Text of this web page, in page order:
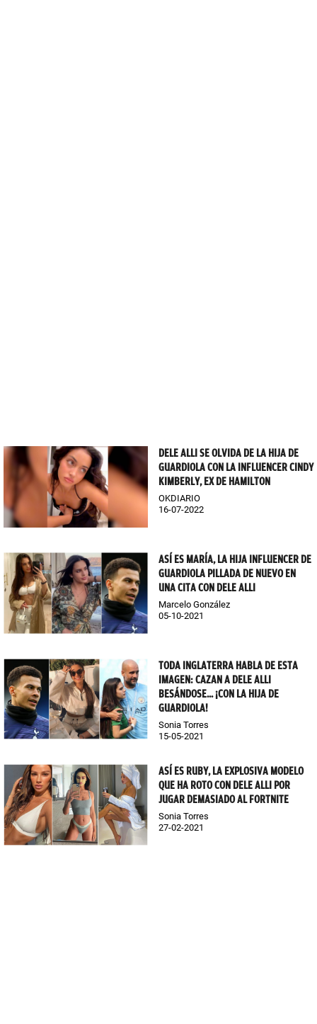
DELE ALLI SE OLVIDA DE LA HIJA DE
GUARDIOLA CON LA INFLUENCER CINDY
KIMBERLY, EX DE HAMILTON
OKDIARIO
16-07-2022
ASÍ ES MARÍA, LA HIJA INFLUENCER DE
GUARDIOLA PILLADA DE NUEVO EN
UNA CITA CON DELE ALLI
Marcelo González
05-10-2021
TODA INGLATERRA HABLA DE ESTA
IMAGEN: CAZAN A DELE ALLI
BESÁNDOSE... ¡CON LA HIJA DE
GUARDIOLA!
Sonia Torres
15-05-2021
ASÍ ES RUBY, LA EXPLOSIVA MODELO
QUE HA ROTO CON DELE ALLI POR
JUGAR DEMASIADO AL FORTNITE
Sonia Torres
27-02-2021